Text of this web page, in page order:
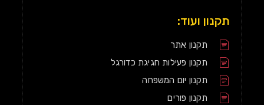
תקנון ועוד:
תקנון אתר
תקנון פעילות חגיגת כדורגל
תקנון יום המשפחה
תקנון פורים